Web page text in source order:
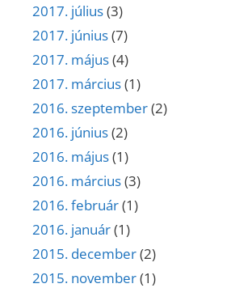
2017. július(3)
2017. június(7)
2017. május(4)
2017. március(1)
2016. szeptember(2)
2016. június(2)
2016. május(1)
2016. március(3)
2016. február(1)
2016. január(1)
2015. december(2)
2015. november(1)